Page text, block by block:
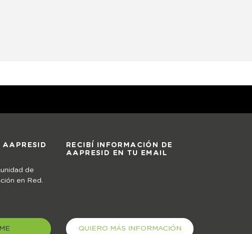
AAPRESID
de
en Red.
RECIBÍ INFORMACIÓN DE
AAPRESID EN TU EMAIL
QUIERO MÁS INFORMACIÓN